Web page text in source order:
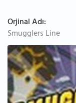
Orjinal Adı:
Smugglers Line